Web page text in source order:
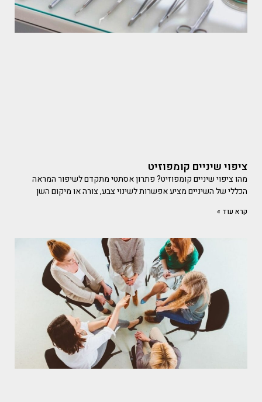
ציפוי שיניים קומפוזיט
מהו ציפוי שיניים קומפוזיט? פתרון אסתטי מתקדם לשיפור המראה
הכללי של השיניים מציע אפשרות לשינוי צבע, צורה או מיקום השן
קרא עוד »